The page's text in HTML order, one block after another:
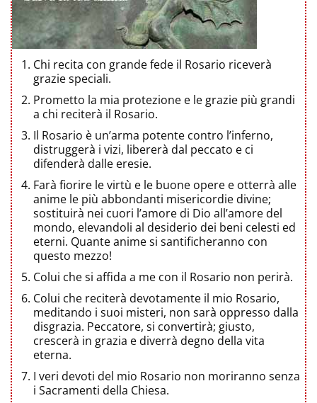
Chi recita con grande fede il Rosario riceverà
grazie speciali.
Prometto la mia protezione e le grazie più grandi
a chi reciterà il Rosario.
Il Rosario è un’arma potente contro l’inferno,
distruggerà i vizi, libererà dal peccato e ci
difenderà dalle eresie.
Farà fiorire le virtù e le buone opere e otterrà alle
anime le più abbondanti misericordie divine;
sostituirà nei cuori l’amore di Dio all’amore del
mondo, elevandoli al desiderio dei beni celesti ed
eterni. Quante anime si santificheranno con
questo mezzo!
Colui che si affida a me con il Rosario non perirà.
Colui che reciterà devotamente il mio Rosario,
meditando i suoi misteri, non sarà oppresso dalla
disgrazia. Peccatore, si convertirà; giusto,
crescerà in grazia e diverrà degno della vita
eterna.
I veri devoti del mio Rosario non moriranno senza
i Sacramenti della Chiesa.